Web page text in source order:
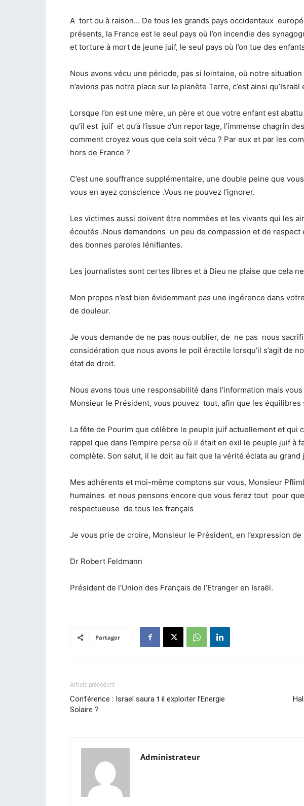
A tort ou à raison… De tous les grands pays occidentaux
présents, la France est le seul pays où l’on incendie des
et torture à mort de jeune juif, le seul pays où l’on tue des
Nous avons vécu une période, pas si lointaine, où notre
n’avions pas notre place sur la planète Terre, c’est ainsi qu’Israël
Lorsque l’on est une mère, un père et que votre enfant est
qu’il est juif et qu’à l’issue d’un reportage, l’immense chagrin
comment croyez vous que cela soit vécu ? Par eux et par les
hors de France ?
C’est une souffrance supplémentaire, une double peine que
vous en ayez conscience .Vous ne pouvez l’ignorer.
Les victimes aussi doivent être nommées et les vivants qui les
écoutés .Nous demandons un peu de compassion et de
des bonnes paroles lénifiantes.
Les journalistes sont certes libres et à Dieu ne plaise que cela
Mon propos n’est bien évidemment pas une ingérence dans
de douleur.
Je vous demande de ne pas nous oublier, de ne pas nous
considération que nous avons le poil érectile lorsqu’il s’agit de
état de droit.
Nous avons tous une responsabilité dans l’information mais
Monsieur le Président, vous pouvez tout, afin que les équilibres
La fête de Pourim que célèbre le peuple juif actuellement et qui
rappel que dans l’empire perse où il était en exil le peuple juif à
complète. Son salut, il le doit au fait que la vérité éclata au grand
Mes adhérents et moi-même comptons sur vous, Monsieur
humaines et nous pensons encore que vous ferez tout pour
respectueuse de tous les français
Je vous prie de croire, Monsieur le Président, en l’expression
Dr Robert Feldmann
Président de l’Union des Français de l’Etranger en Israël.
Partager
Article précédent
Conférence : Israel saura t il exploiter l’Energie
Solaire ?
Administrateur